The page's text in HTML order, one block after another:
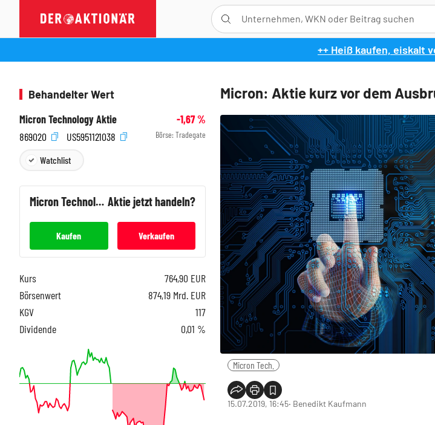
++ Heiß kaufen, eiskalt
Micron: Aktie kurz vor dem
Micron Tech.
15.07.2019, 16:45‧ Benedikt Kaufmann
Behandelter Wert
Micron Technology Aktie
-1,67%
869020
US5951121038 Börse: Tradegate
Watchlist
Micron Technology Aktie jetzt handeln?
Kaufen Verkaufen
Kurs 764,90 EUR
Börsenwert
874,19 Mrd. EUR
KGV
117
Dividende
0,01 %